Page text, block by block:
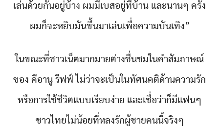
เล่นด้วยกันอยู่บ้าง ผมมีเบสอยู่ที่บ้าน และนานๆ ครั้ง
ผมก็จะหยิบมันขึ้นมาเล่นเพื่อความบันเทิง”
ในขณะที่ชาวเน็ตมากมายต่างชื่นชมในคำสัมภาษณ์
ของ คีอานู รีฟฟ์ ไม่ว่าจะเป็นในทัศนคติด้านความรัก
หรือการใช้ชีวิตแบบเรียบง่าย และเชื่อว่าก็มีแฟนๆ
ชาวไทยไม่น้อยที่หลงรักผู้ชายคนนี้จริงๆ